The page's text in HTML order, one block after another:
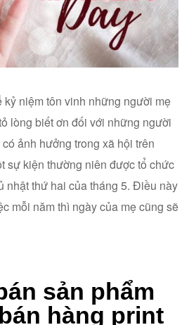
kỷ niệm tôn vinh những người mẹ
lòng biết ơn đối với những người
ảnh hưởng trong xã hội trên
sự kiện thường niên được tổ chức
nhật thứ hai của tháng 5. Điều này
mỗi năm thì ngày của mẹ cũng sẽ
sản phẩm
hàng print